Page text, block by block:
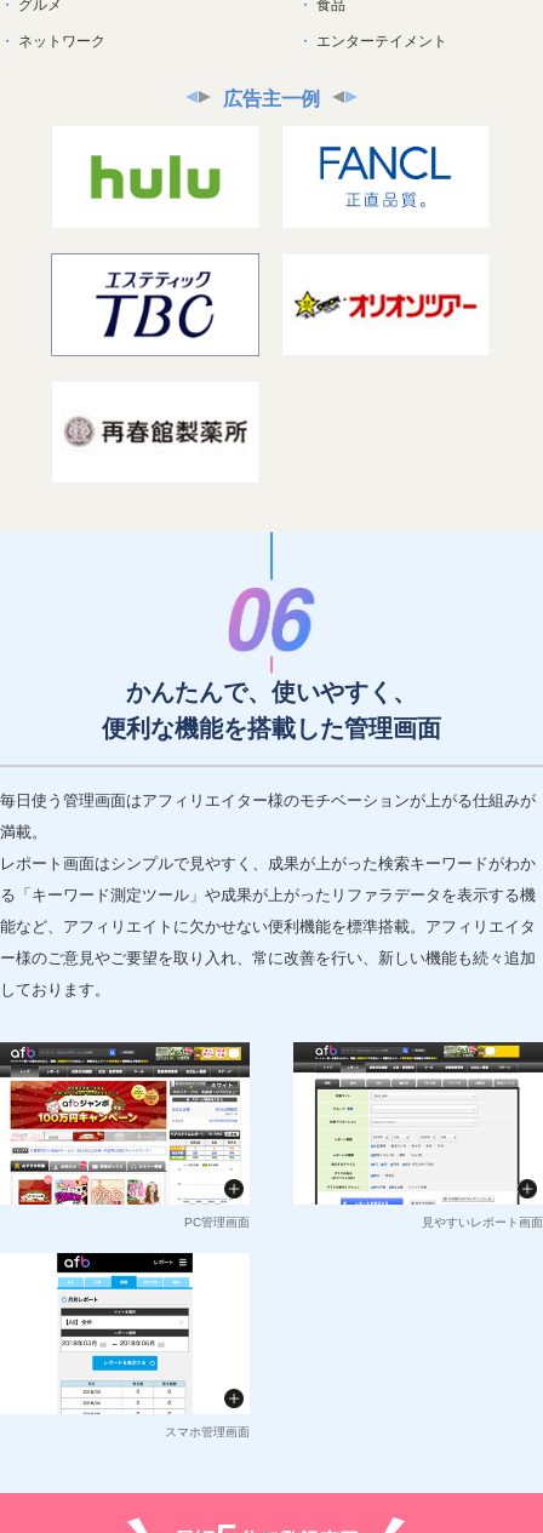
グルメ
ネットワーク
食品
エンターテイメント
広告主一例
かんたんで、使いやすく、
便利な機能を搭載した管理画面
毎日使う管理画面はアフィリエイター様のモチベーションが上がる仕組みが
満載。
レポート画面はシンプルで見やすく、成果が上がった検索キーワードがわか
る「キーワード測定ツール」や成果が上がったリファラデータを表示する機
能など、アフィリエイトに欠かせない便利機能を標準搭載。アフィリエイタ
ー様のご意見やご要望を取り入れ、常に改善を行い、新しい機能も続々追加
しております。
PC管理画面 見やすいレポート画面
スマホ管理画面